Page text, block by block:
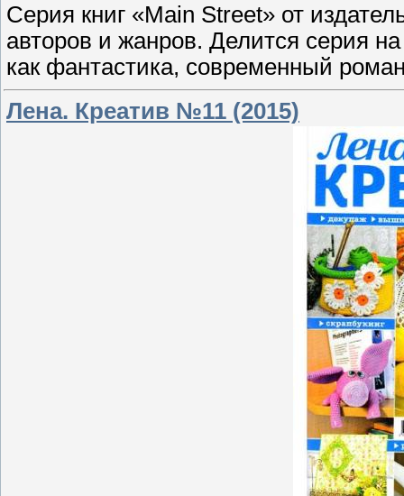
Серия книг «Main Street» от
авторов и жанров. Делится серия
как фантастика, современный
Лена. Креатив №11 (2015)